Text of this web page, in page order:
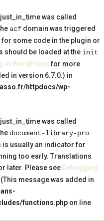
was called
acf domain was triggered
some code in the plugin or
should be loaded at the init
in WordPressfor more
in version 6.7.0.) in
httpdocs/wp-
was called
document-library-pro
is usually an indicator for
too early. Translations
later. Please see Debugging
message was added in
functions.php on line